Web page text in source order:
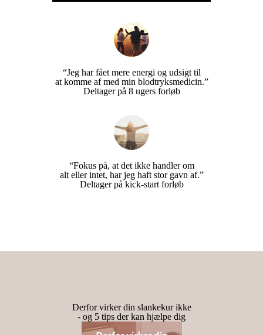
“Jeg har fået mere energi og udsigt til
at komme af med min blodtryksmedicin.”
Deltager på 8 ugers forløb
“Fokus på, at det ikke handler om
alt eller intet, har jeg haft stor gavn af.”
Deltager på kick-start forløb
Derfor virker din slankekur ikke
- og 5 tips der kan hjælpe dig